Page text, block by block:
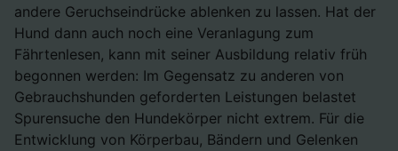
andere Geruchseindrücke ablenken zu lassen. Hat der
Hund dann auch noch eine Veranlagung zum
Fährtenlesen, kann mit seiner Ausbildung relativ früh
begonnen werden: Im Gegensatz zu anderen von
Gebrauchshunden geforderten Leistungen belastet
Spurensuche den Hundekörper nicht extrem. Für die
Entwicklung von Körperbau, Bändern und Gelenken